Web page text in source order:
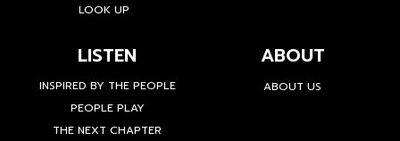
LOOK UP
LISTEN
INSPIRED BY THE PEOPLE
PEOPLE PLAY
THE NEXT CHAPTER
ABOUT
ABOUT US